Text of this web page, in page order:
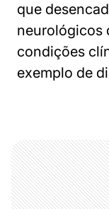
que
neurológicos
condições
exemplo de